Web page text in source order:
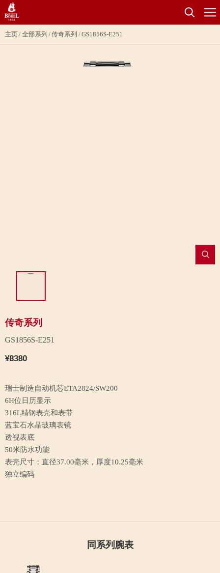
主页 全部系列 传奇系列 GS1856S-E251
传奇系列
GS1856S-E251
¥8380
瑞士制造自动机芯ETA2824/SW200
6H位日历显示
316L精钢表壳和表带
蓝宝石水晶玻璃表镜
透视表底
50米防水功能
表壳尺寸：直径37.00毫米，厚度10.25毫米
独立编码
同系列腕表